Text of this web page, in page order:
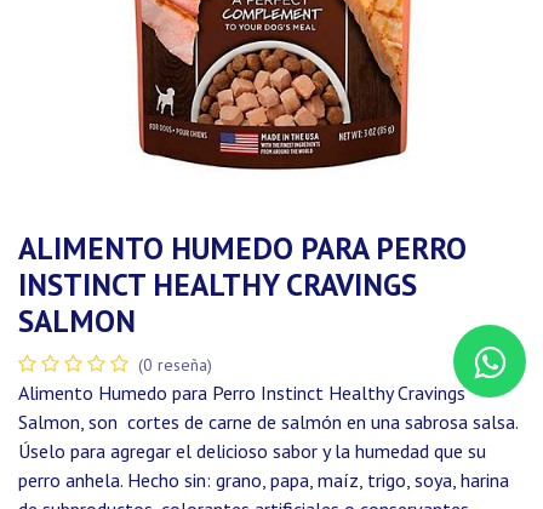
ALIMENTO HUMEDO PARA PERRO
INSTINCT HEALTHY CRAVINGS
SALMON
(0 reseña)
Alimento Humedo para Perro Instinct Healthy Cravings
Salmon, son cortes de carne de salmón en una sabrosa salsa.
Úselo para agregar el delicioso sabor y la humedad que su
perro anhela. Hecho sin: grano, papa, maíz, trigo, soya, harina